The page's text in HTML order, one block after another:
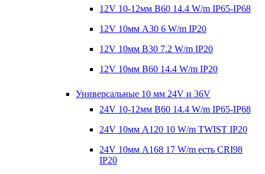
12V 10-12мм B60 14.4 W/m IP65-IP68
12V 10мм A30 6 W/m IP20
12V 10мм B30 7.2 W/m IP20
12V 10мм B60 14.4 W/m IP20
Универсальные 10 мм 24V и 36V
24V 10-12мм B60 14.4 W/m IP65-IP68
24V 10мм A120 10 W/m TWIST IP20
24V 10мм A168 17 W/m есть CRI98
IP20